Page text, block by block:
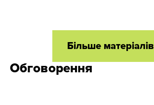
Більше матеріалів
Обговорення